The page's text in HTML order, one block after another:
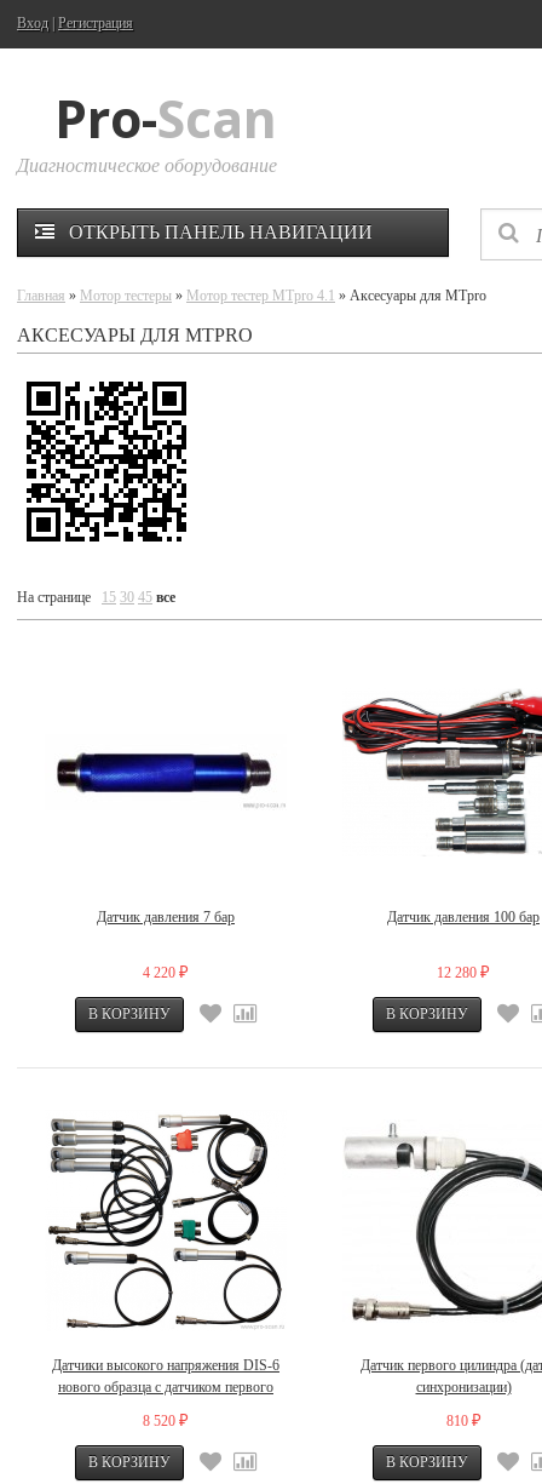
Вход Регистрация
Pro-Scan
Диагностическое оборудование
ОТКРЫТЬ ПАНЕЛЬ НАВИГАЦИИ
Главная » Мотор тестеры » Мотор тестер MTpro 4.1 » Аксесуары для MTpro
АКСЕСУАРЫ ДЛЯ MTPRO
На странице 15 30 45 все
Датчик давления 7 бар
4 220 ₽
Датчик давления 100 бар
12 280 ₽
Датчики высокого напряжения DIS-6
нового образца с датчиком первого
8 520 ₽
Датчик первого цилиндра
синхронизации)
810 ₽